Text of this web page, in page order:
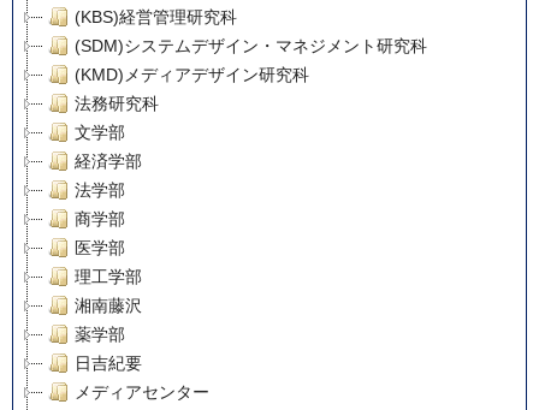
(KBS)経営管理研究科
(SDM)システムデザイン・マネジメント研究科
(KMD)メディアデザイン研究科
法務研究科
文学部
経済学部
法学部
商学部
医学部
理工学部
湘南藤沢
薬学部
日吉紀要
メディアセンター